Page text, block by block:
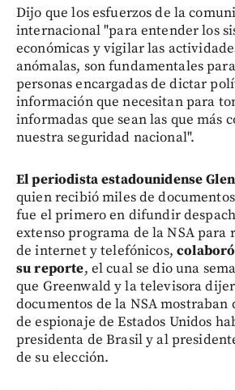
Dijo que los esfuerzos de la
internacional "para entender los
económicas y vigilar las
anómalas, son fundamentales
personas encargadas de dictar
información que necesitan para
informadas que sean las que más
nuestra seguridad nacional".
El periodista estadounidense
quien recibió miles de
fue el primero en difundir
extenso programa de la NSA para
de internet y telefónicos,
su reporte, el cual se dio una
que Greenwald y la televisora
documentos de la NSA mostraban
de espionaje de Estados Unidos
presidenta de Brasil y al
de su elección.